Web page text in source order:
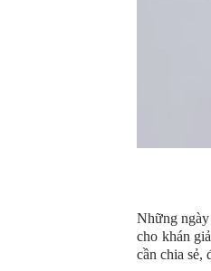
Những
cho khán
cần chia sẻ,